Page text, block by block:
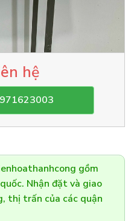
hệ
gồm
Nhận đặt và giao
thị trấn của các quận